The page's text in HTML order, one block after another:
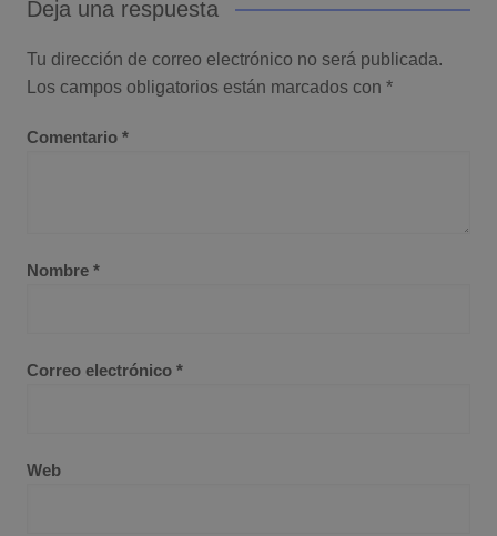
Deja una respuesta
Tu dirección de correo electrónico no será publicada.
Los campos obligatorios están marcados con *
Comentario *
Nombre *
Correo electrónico *
Web